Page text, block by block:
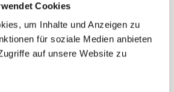
Cookies
um Inhalte und Anzeigen zu
für soziale Medien anbieten
auf unsere Website zu
hanno dovuto
nolenti la perdita del grado di
è incomprensibile che ciò
in anticipo e in modo
interessati. Al